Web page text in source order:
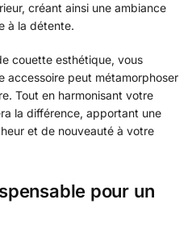
créant ainsi une ambiance
à la détente.
couette esthétique, vous
accessoire peut métamorphoser
Tout en harmonisant votre
la différence, apportant une
et de nouveauté à votre
pour un